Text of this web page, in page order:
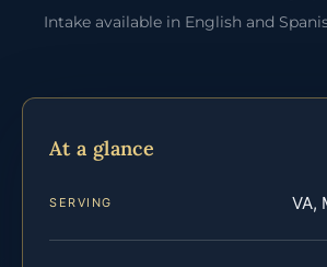
Intake available in English and
At a glance
SERVING VA,